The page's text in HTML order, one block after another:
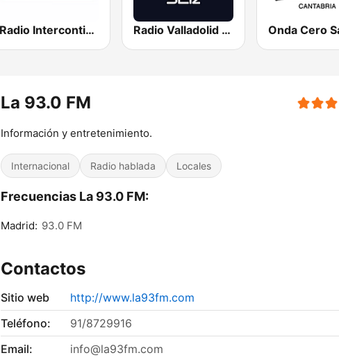
Radio Intercontinental Radio Valladolid SER
La 93.0 FM
Información y entretenimiento.
Internacional Radio hablada Locales
Frecuencias La 93.0 FM:
Madrid: 93.0 FM
Contactos
Sitio web
http://www.la93fm.com
Teléfono:
91/8729916
Email:
info@la93fm.com